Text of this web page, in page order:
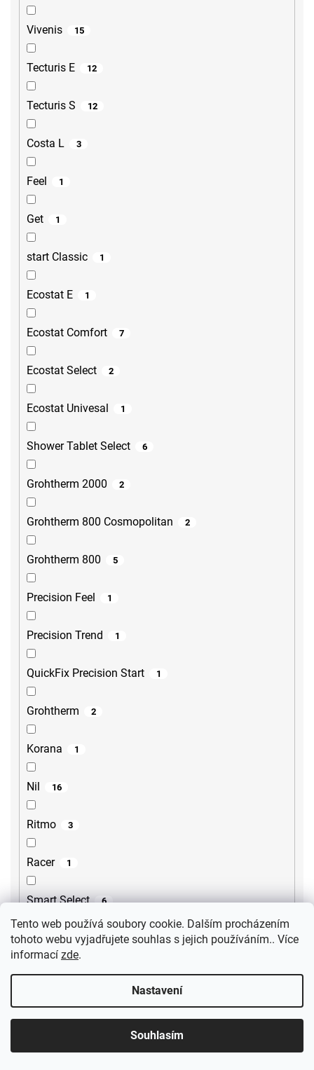
Tento web používá soubory cookie. Dalším procházením
tohoto webu vyjadřujete souhlas s jejich používáním.. Více
informací zde.
Nastavení
Souhlasím
Vivenis 15
Tecturis E 12
Tecturis S 12
Costa L 3
Feel 1
Get 1
start Classic 1
Ecostat E 1
Ecostat Comfort 7
Ecostat Select 2
Ecostat Univesal 1
Shower Tablet Select 6
Grohtherm 2000 2
Grohtherm 800 Cosmopolitan 2
Grohtherm 800 5
Precision Feel 1
Precision Trend 1
QuickFix Precision Start 1
Grohtherm 2
Korana 1
Nil 16
Ritmo 3
Racer 1
Smart Select 6
Treneca 1
Metalia 54 3
Cubemix 6